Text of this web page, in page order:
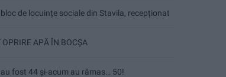
de locuințe sociale din Stavila, recepționat
OPRIRE APĂ ÎN BOCȘA
fost 44 și-acum au rămas… 50!